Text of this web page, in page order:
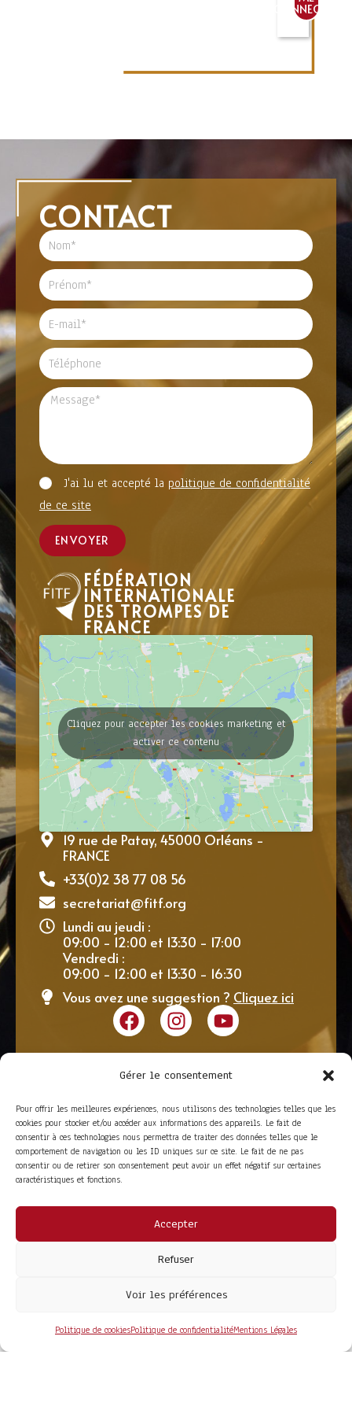
Gérer le consentement
Pour offrir les meilleures expériences, nous utilisons des technologies telles que les
cookies pour stocker et/ou accéder aux informations des appareils. Le fait de
consentir à ces technologies nous permettra de traiter des données telles que le
comportement de navigation ou les ID uniques sur ce site. Le fait de ne pas
consentir ou de retirer son consentement peut avoir un effet négatif sur certaines
caractéristiques et fonctions.
Accepter
Refuser
Voir les préférences
Politique de cookiesPolitique de confidentialitéMentions Légales
CONNECTER
CONTACT
J'ai lu et accepté la politique de confidentialité
de ce site
ENVOYER
FÉDÉRATION
INTERNATIONALE
DES TROMPES DE
FRANCE
Cliquez pour accepter les cookies marketing et
activer ce contenu
19 rue de Patay, 45000 Orléans -
FRANCE
+33(0)2 38 77 08 56
secretariat@fitf.org
Lundi au jeudi :
09:00 - 12:00 et 13:30 - 17:00
Vendredi :
09:00 - 12:00 et 13:30 - 16:30
Vous avez une suggestion ? Cliquez ici
Adhérer
Conditions Générales de Vente
Mentions Légales